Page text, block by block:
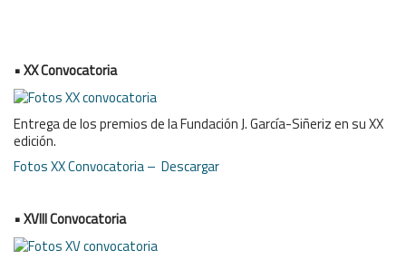
• XX Convocatoria
Entrega de los premios de la Fundación J. García-Siñeriz en su XX
edición.
Fotos XX Convocatoria – Descargar
• XVIII Convocatoria